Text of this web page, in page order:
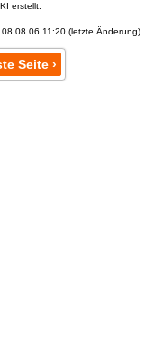
erstellt.
08.08.06 11:20 (letzte Änderung)
Seite ›